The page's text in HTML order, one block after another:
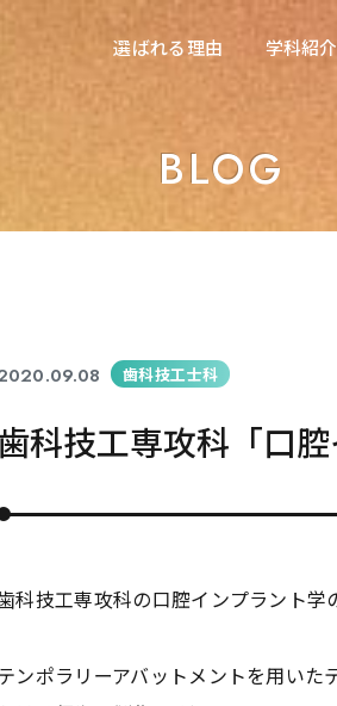
選ばれる理由 学科紹介
選ばれる理由 学科紹介
BLOG
歯科技工士科
科技工専攻科「口
科技工専攻科の口腔インプラント学
ンポラリーアバットメントを用い